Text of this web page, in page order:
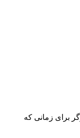
برای زمانی که